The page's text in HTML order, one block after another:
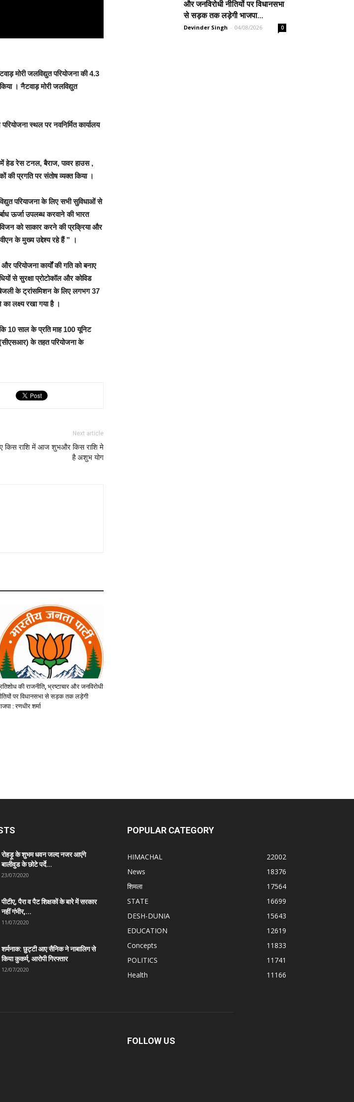
मोरी जलविद्युत परियोजना की 4.3
। नैटवाड़ मोरी जलविद्युत
स्‍थल‍ पर नवनिर्मित कार्यालय
हेड रेस टनल, बैराज, पावर हाउस ,
प्रगति पर संतोष व्‍यक्त किया ।
परियाजना के लिए सभी सुविधाओं से
ऊर्जा उपलब्‍ध करवाने की भारत
को साकार करने की प्रक्रिया और
के मुख्‍य उद्देश्‍य रहे हैं ” ।
परियोजना कार्यों की गति को बनाए
से सुरक्षा प्रोटोकॉल और कोविड
के ट्रांसमिशन के लिए लगभग 37
लक्ष्‍य रखा गया है ।
10 साल के प्रति माह 100 यूनिट
(सीएसआर) के तहत परियोजना के
Next article
किस राशि में आज शुभऔर किस राशि मे
है अशुभ योग
की राजनीति, भ्रष्टाचार और जनविरोधी
पर विधानसभा से सड़क तक लड़ेगी
: रणधीर शर्मा
और जनविरोधी नीतियों पर विधानसभा
से सड़क तक लड़ेगी भाजपा...
Devinder Singh - 04/08/2026 0
रोहड़ू के शुभम धवन जल्द नजर आएंगे
बालीवुड के छोटे पर्दे...
23/07/2020
पीटीए, पैरा व पैट शिक्षकों के बारे में सरकार
नहीं गंभीर,...
11/07/2020
शर्मनाक: छुट्टी आए सैनिक ने नाबालिग से
किया कुकर्म, आरोपी गिरफ्तार
12/07/2020
POPULAR CATEGORY
HIMACHAL
22002
News
18376
शिमला
17564
STATE
16699
DESH-DUNIA
15643
EDUCATION
12619
Concepts
11833
POLITICS
11741
Health
11166
FOLLOW US